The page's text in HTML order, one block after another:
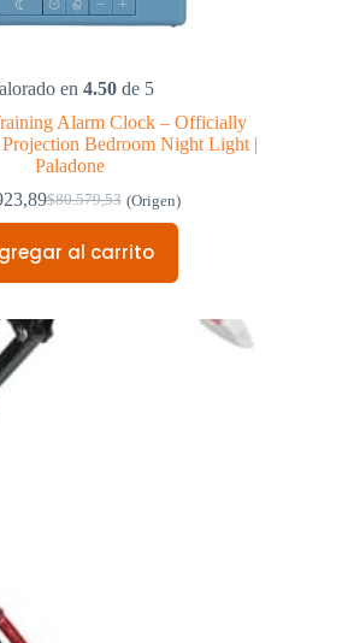
en 4.50de 5
Alarm Clock – Officially
Bedroom Night Light |
Paladone
$80.579,53
Original
price
was:
Current
price
is:
(Origen)
al carrito